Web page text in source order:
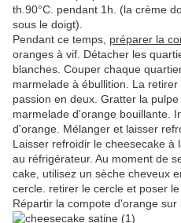
th.90°C. pendant 1h. (la crème
sous le doigt).
Pendant ce temps, préparer la
oranges à vif. Détacher les
blanches. Couper chaque
marmelade à ébullition. La
passion en deux. Gratter la
marmelade d'orange bouillante.
d'orange. Mélanger et laisser
Laisser refroidir le cheesecake à
au réfrigérateur. Au moment de
cake, utilisez un sèche cheveux
cercle. retirer le cercle et poser
Répartir la compote d'orange sur